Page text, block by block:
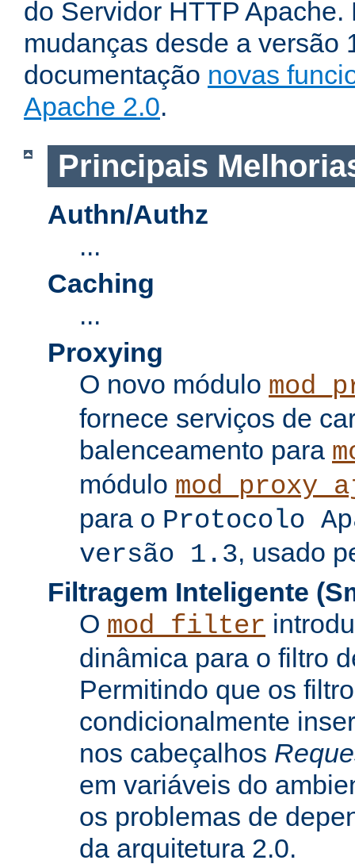
do Servidor HTTP Apache.
mudanças desde a versão
documentação novas
Apache 2.0.
Principais
Authn/Authz
...
Caching
...
Proxying
O novo módulo
fornece serviços de
balenceamento para
módulo
para o Protocolo
versão 1.3, usado
Filtragem Inteligente
O mod_filter
dinâmica para o filtro
Permitindo que os
condicionalmente
nos cabeçalhos
em variáveis do
os problemas de
da arquitetura 2.0.